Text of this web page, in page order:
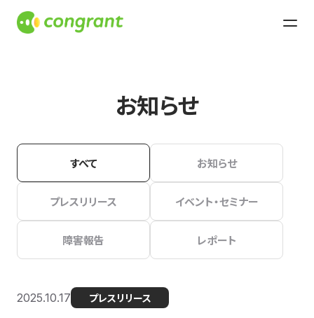
お知らせ
すべて お知らせ
プレスリリース イベント・セミナー
障害報告 レポート
2025.10.17 プレスリリース